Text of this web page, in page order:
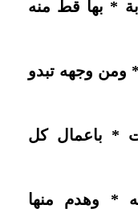
* بها قط منه
* ومن وجهه تبدو
* باعمال كل
* وهدم منها